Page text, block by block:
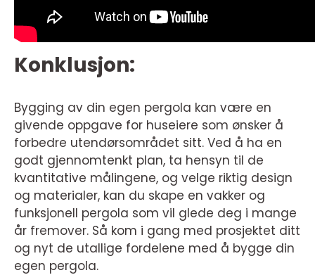
Konklusjon:
Bygging av din egen pergola kan være en
givende oppgave for huseiere som ønsker å
forbedre utendørsområdet sitt. Ved å ha en
godt gjennomtenkt plan, ta hensyn til de
kvantitative målingene, og velge riktig design
og materialer, kan du skape en vakker og
funksjonell pergola som vil glede deg i mange
år fremover. Så kom i gang med prosjektet ditt
og nyt de utallige fordelene med å bygge din
egen pergola.